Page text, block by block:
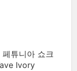
페튜니아 쇼크
Ivory